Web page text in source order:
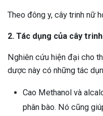
Theo đông y, cây trinh nữ
2. Tác dụng của cây
Nghiên cứu hiện đại cho
dược này có những tác
Cao Methanol và
phân bào. Nó cũng